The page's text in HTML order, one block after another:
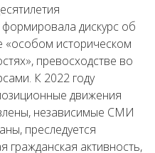
формировала дискурс об
«особом историческом
превосходстве во
К 2022 году
движения
независимые СМИ
преследуется
активность,